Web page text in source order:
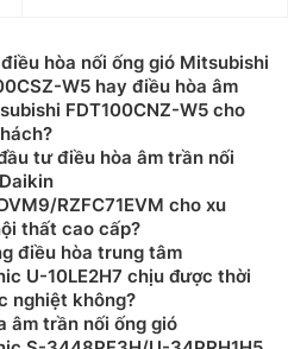
hòa nối ống gió Mitsubishi
W5 hay điều hòa âm
FDT100CNZ-W5 cho
tư điều hòa âm trần nối
RZFC71EVM cho xu
thất cao cấp?
điều hòa trung tâm
U-10LE2H7 chịu được thời
nghiệt không?
âm trần nối ống gió